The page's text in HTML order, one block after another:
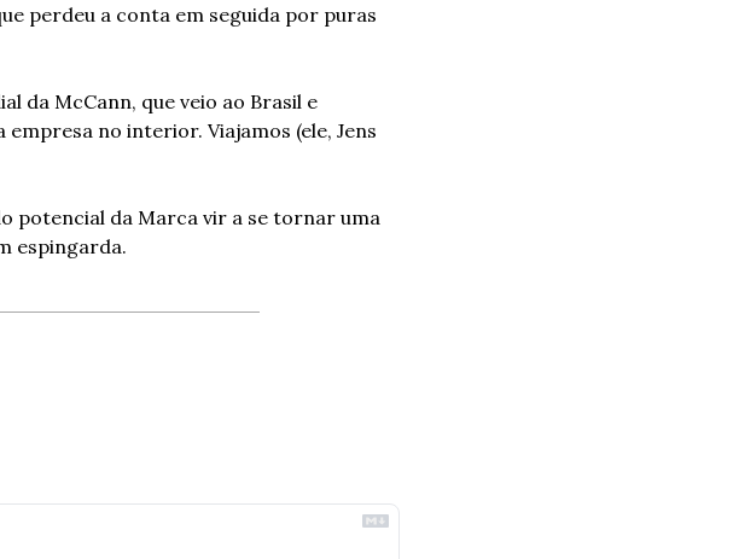
perdeu a conta em seguida por puras
da McCann, que veio ao Brasil e
no interior. Viajamos (ele, Jens
potencial da Marca vir a se tornar uma
espingarda.